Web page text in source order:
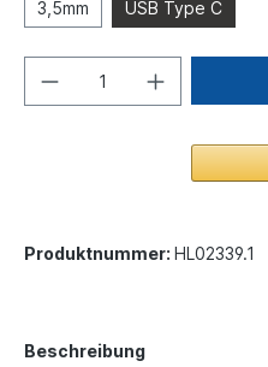
3,5mm USB Type C
Produktnummer: HL02339.1
Beschreibung